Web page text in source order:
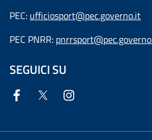
PEC: ufficiosport@pec.governo.it
PEC PNRR:
SEGUICI SU